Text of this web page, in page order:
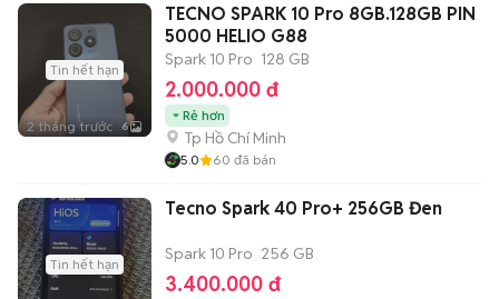
Tin hết hạn
2 tháng trước 6
TECNO SPARK 10 Pro 8GB.128GB PIN
5000 HELIO G88
Spark 10 Pro 128 GB
2.000.000 đ
Rẻ hơn
Tp Hồ Chí Minh
5.0 60 đã bán
Tin hết hạn
Tecno Spark 40 Pro+ 256GB Đen
Spark 10 Pro 256 GB
3.400.000 đ